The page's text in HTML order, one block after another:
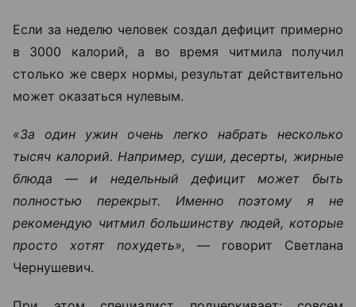
Если за неделю человек создал дефицит примерно
в 3000 калорий, а во время читмила получил
столько же сверх нормы, результат действительно
может оказаться нулевым.
«За один ужин очень легко набрать несколько
тысяч калорий. Например, суши, десерты, жирные
блюда — и недельный дефицит может быть
полностью перекрыт. Именно поэтому я не
рекомендую читмил большинству людей, которые
просто хотят похудеть», — говорит Светлана
Чернушевич.